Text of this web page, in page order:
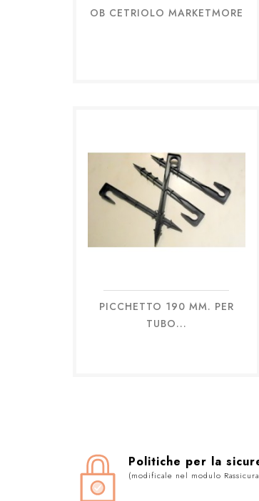
OB CETRIOLO MARKETMORE
Anteprima
PICCHETTO 190 MM. PER
TUBO...
 Anteprima
Politiche per la
(modificale nel modulo